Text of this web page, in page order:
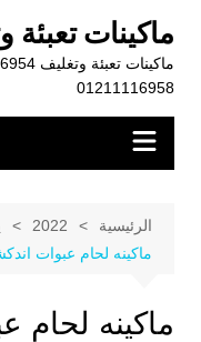
المحتوى
ماكينات تعبئة
01211116958
الرئيسية 2022
ماكينه لحام عبوات
ماكينه